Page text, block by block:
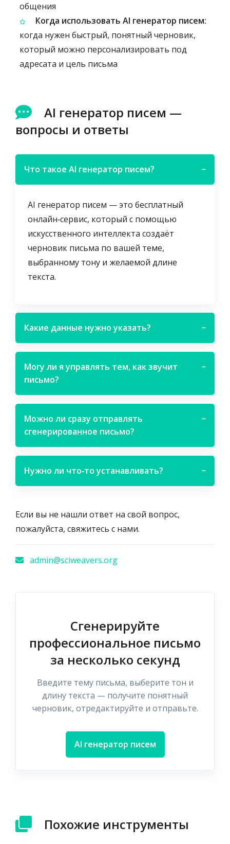
общения
Когда использовать AI генератор писем:
когда нужен быстрый, понятный черновик,
который можно персонализировать под
адресата и цель письма
AI генератор писем —
вопросы и ответы
Что такое AI генератор писем? −
AI генератор писем — это бесплатный
онлайн‑сервис, который с помощью
искусственного интеллекта создаёт
черновик письма по вашей теме,
выбранному тону и желаемой длине
текста.
Какие данные нужно указать? −
Могу ли я управлять тем, как звучит
письмо?
−
Можно ли сразу отправлять
сгенерированное письмо?
−
Нужно ли что‑то устанавливать? −
Если вы не нашли ответ на свой вопрос,
пожалуйста, свяжитесь с нами.
admin@sciweavers.org
Сгенерируйте
профессиональное письмо
за несколько секунд
Введите тему письма, выберите тон и
длину текста — получите понятный
черновик, отредактируйте и отправьте.
AI генератор писем
Похожие инструменты